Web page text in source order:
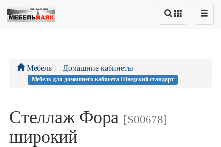
Мебель Домашние кабинеты
Мебель для домашнего кабинета Шведский стандарт
Стеллаж Фора [S00678]
широкий